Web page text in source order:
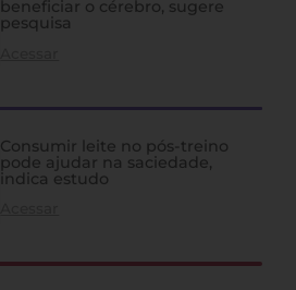
beneficiar o cérebro, sugere
pesquisa
Consumir leite no pós-treino
pode ajudar na saciedade,
indica estudo